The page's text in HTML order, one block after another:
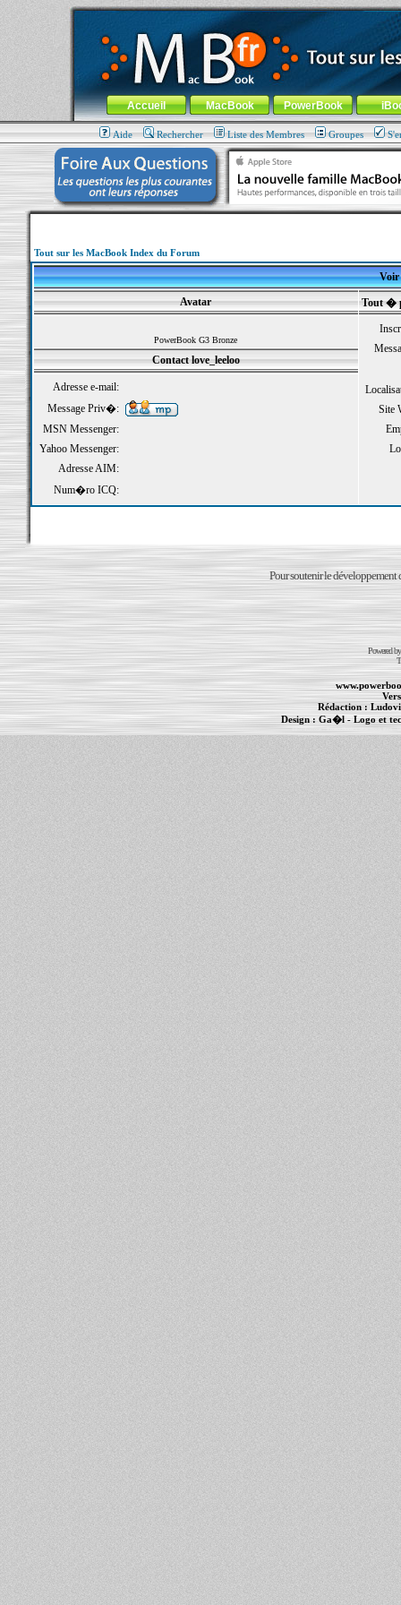
MacBook-fr.com : 100% Apple... 100% nomade !
Aller au contenu-Aller au menu général-Aller au menu de
Menu général
Accueil MacBook PowerBook
Aide Rechercher Liste des Membres Groupes
Tout sur les MacBook Index du Forum
Voir
Avatar
Tout �
PowerBook G3 Bronze
Site
Contact love_leeloo
Adresse e-mail:
Message Priv�:
MSN Messenger:
Yahoo Messenger:
Adresse AIM:
Num�ro ICQ:
Pour soutenir le développement
Powered
Rédaction :
Design : Ga�l - Logo et
MacBook Pro